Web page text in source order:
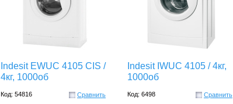
Indesit EWUC 4105 CIS /
4кг, 1000об
Код: 54816
Сравнить
Indesit IWUC 4105 / 4кг,
1000об
Код: 6498
Сравнить